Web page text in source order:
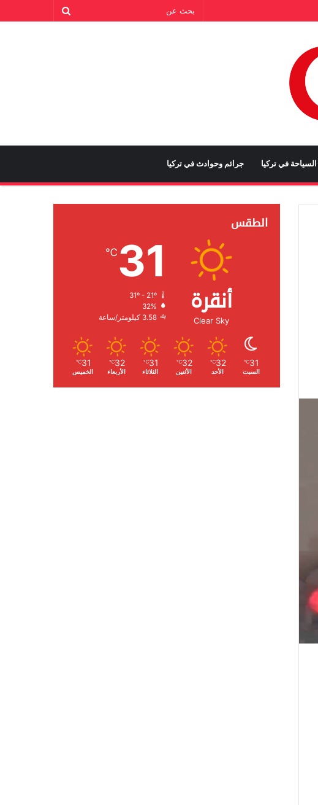
السياحة في تركيا جرائم وحوادث في تركيا
الطقس
أنقرة
Clear Sky
31
℃
31º - 21º
الرطوبة:
الرياح:3.58 كيلومتر/ساعة
31
℃
السبت
32
℃
الأحد
32
℃
الأثنين
31
℃
الثلاثاء
32
℃
الأربعاء
31
℃
الخميس